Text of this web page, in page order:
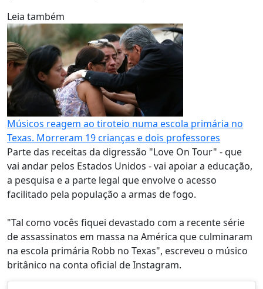
Leia também
Músicos reagem ao tiroteio numa escola primária no
Texas. Morreram 19 crianças e dois professores
Parte das receitas da digressão "Love On Tour" - que
vai andar pelos Estados Unidos - vai apoiar a educação,
a pesquisa e a parte legal que envolve o acesso
facilitado pela população a armas de fogo.
"Tal como vocês fiquei devastado com a recente série
de assassinatos em massa na América que culminaram
na escola primária Robb no Texas", escreveu o músico
britânico na conta oficial de Instagram.